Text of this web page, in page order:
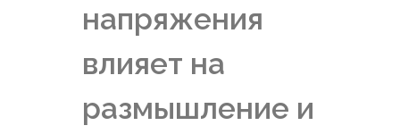
напряжения
влияет на
размышление и